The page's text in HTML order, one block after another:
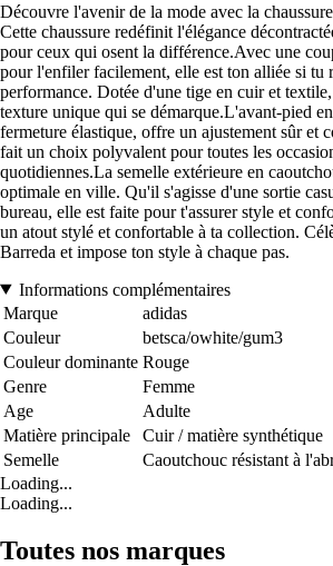
Découvre l'avenir de la mode avec la
Cette chaussure redéfinit l'élégance
pour ceux qui osent la différence.Avec une
pour l'enfiler facilement, elle est ton alliée si tu
performance. Dotée d'une tige en cuir et
texture unique qui se démarque.L'avant-pied
fermeture élastique, offre un ajustement sûr et
fait un choix polyvalent pour toutes les
quotidiennes.La semelle extérieure en
optimale en ville. Qu'il s'agisse d'une sortie
bureau, elle est faite pour t'assurer style et
un atout stylé et confortable à ta collection.
Barreda et impose ton style à chaque pas.
Informations complémentaires
Marque
adidas
Couleur
betsca/owhite/gum3
Couleur dominante Rouge
Genre
Femme
Age
Adulte
Matière principale
Cuir / matière synthétique
Semelle
Caoutchouc résistant à
Loading...
Loading...
Toutes nos marques